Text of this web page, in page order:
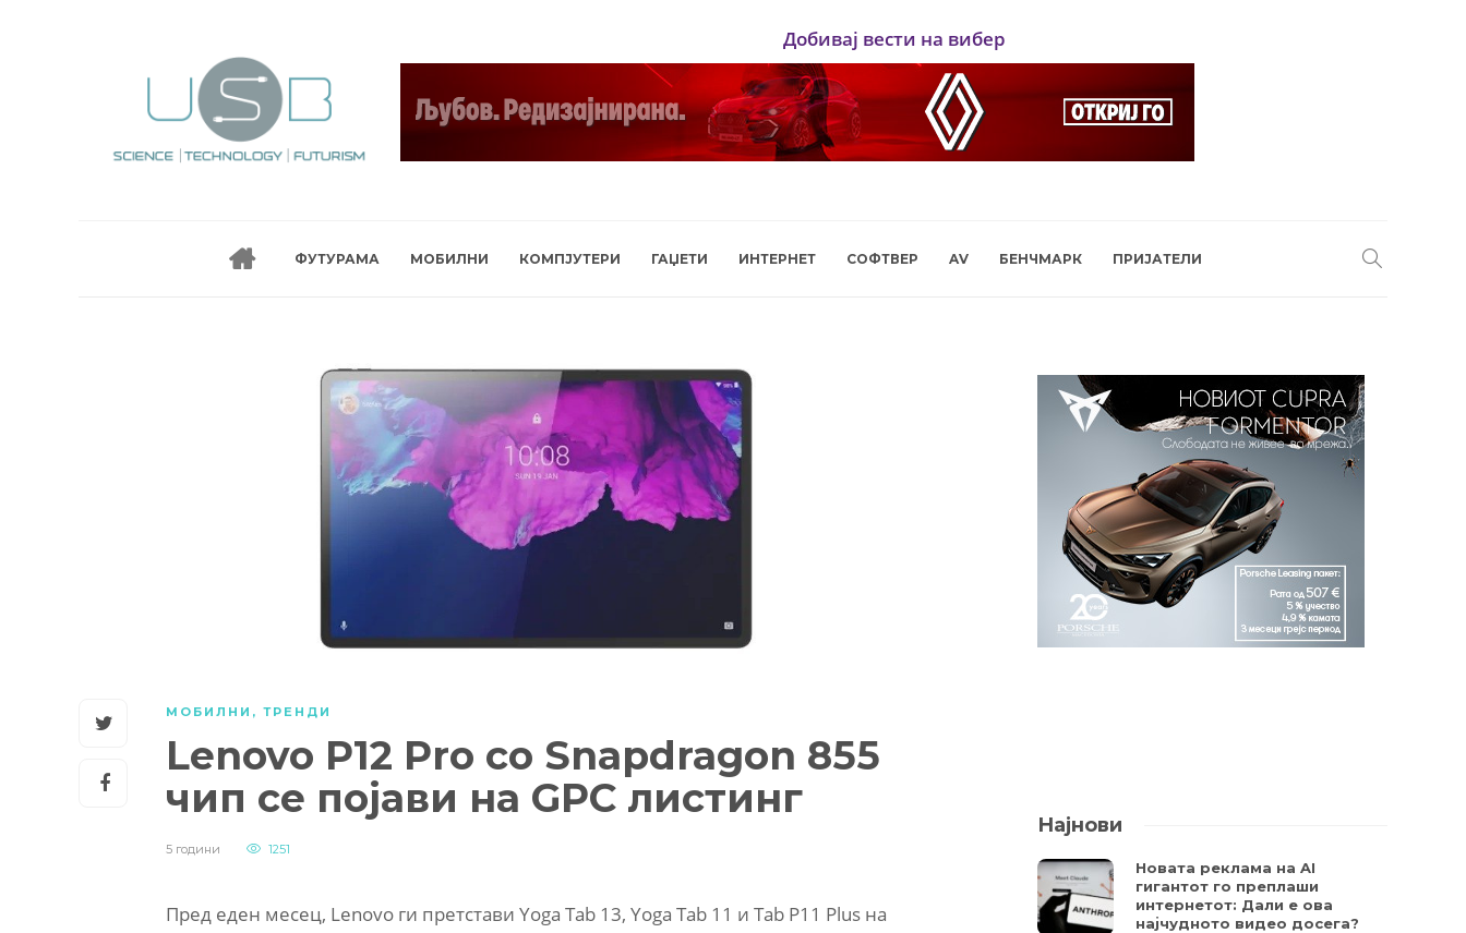
Добивај вести на вибер
ФУТУРАМА МОБИЛНИ КОМПЈУТЕРИ ГАЏЕТИ ИНТЕРНЕТ СОФТВЕР AV БЕНЧМАРК ПРИЈАТЕЛИ
МОБИЛНИ , ТРЕНДИ
Lenovo P12 Pro со Snapdragon 855
чип се појави на GPC листинг
5 години 1251
Пред еден месец, Lenovo ги претстави Yoga Tab 13, Yoga Tab 11 и Tab P11 Plus на
Најнови
Новата реклама на AI
гигантот го преплаши
интернетот: Дали е ова
најчудното видео досега?